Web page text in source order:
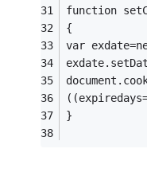
function
{
var
}